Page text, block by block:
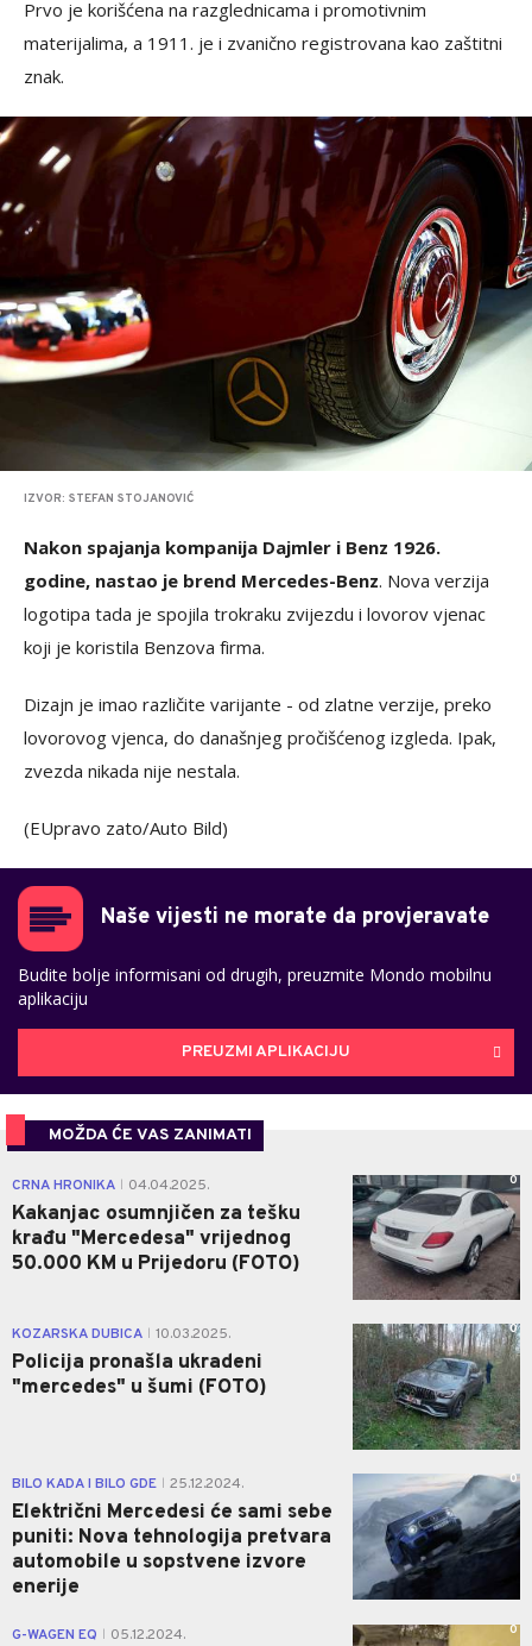
Prvo je korišćena na razglednicama i promotivnim
materijalima, a 1911. je i zvanično registrovana kao zaštitni
znak.
IZVOR: STEFAN STOJANOVIĆ
Nakon spajanja kompanija Dajmler i Benz 1926.
godine, nastao je brend Mercedes-Benz. Nova verzija
logotipa tada je spojila trokraku zvijezdu i lovorov vjenac
koji je koristila Benzova firma.
Dizajn je imao različite varijante - od zlatne verzije, preko
lovorovog vjenca, do današnjeg pročišćenog izgleda. Ipak,
zvezda nikada nije nestala.
(EUpravo zato/Auto Bild)
Naše vijesti ne morate da provjeravate
Budite bolje informisani od drugih, preuzmite Mondo mobilnu
aplikaciju
PREUZMI APLIKACIJU
MOŽDA ĆE VAS ZANIMATI
CRNA HRONIKA 04.04.2025.
Kakanjac osumnjičen za tešku
krađu "Mercedesa" vrijednog
50.000 KM u Prijedoru (FOTO)
0
KOZARSKA DUBICA 10.03.2025.
Policija pronašla ukradeni
"mercedes" u šumi (FOTO)
0
BILO KADA I BILO GDE 25.12.2024.
Električni Mercedesi će sami sebe
puniti: Nova tehnologija pretvara
automobile u sopstvene izvore
enerije
0
G-WAGEN EQ 05.12.2024. 0